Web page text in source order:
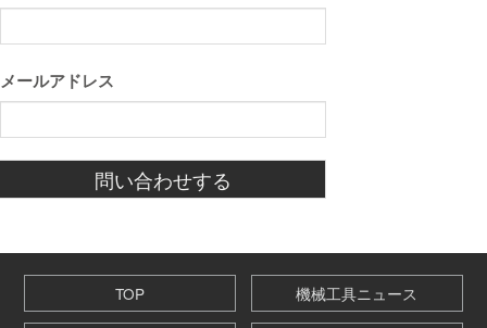
メールアドレス
TOP 機械工具ニュース